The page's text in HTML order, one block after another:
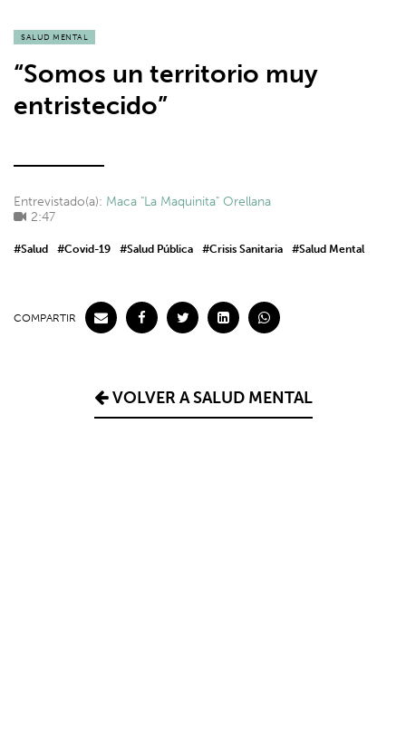
SALUD MENTAL
“Somos un territorio muy
entristecido”
Entrevistado(a): Maca "La Maquinita" Orellana
2:47
#Salud #Covid-19 #Salud Pública #Crisis Sanitaria #Salud Mental
COMPARTIR
VOLVER A SALUD MENTAL